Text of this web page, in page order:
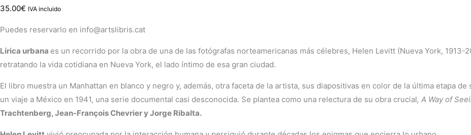
35.00€ IVA incluido
Puedes reservarlo en info@artslibris.cat
Lírica urbana es un recorrido por la obra de una de las fotógrafas norteamericanas más célebres, Helen Levitt (Nueva York, 1913-
retratando la vida cotidiana en Nueva York, el lado íntimo de esa gran ciudad.
El libro muestra un Manhattan en blanco y negro y, además, otra faceta de la artista, sus diapositivas en color de la última etapa
un viaje a México en 1941, una serie documental casi desconocida. Se plantea como una relectura de su obra crucial, A Way of
Trachtenberg, Jean-François Chevrier y Jorge Ribalta.